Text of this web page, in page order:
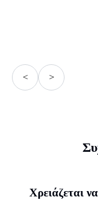
< >
Χρειάζεται